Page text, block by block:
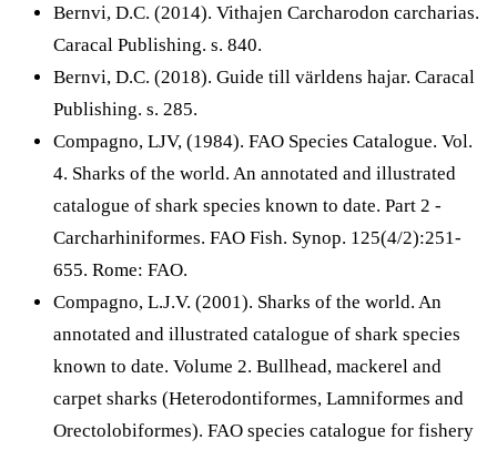
Bernvi, D.C. (2014). Vithajen Carcharodon carcharias.
Caracal Publishing. s. 840.
Bernvi, D.C. (2018). Guide till världens hajar. Caracal
Publishing. s. 285.
Compagno, LJV, (1984). FAO Species Catalogue. Vol.
4. Sharks of the world. An annotated and illustrated
catalogue of shark species known to date. Part 2 -
Carcharhiniformes. FAO Fish. Synop. 125(4/2):251-
655. Rome: FAO.
Compagno, L.J.V. (2001). Sharks of the world. An
annotated and illustrated catalogue of shark species
known to date. Volume 2. Bullhead, mackerel and
carpet sharks (Heterodontiformes, Lamniformes and
Orectolobiformes). FAO species catalogue for fishery